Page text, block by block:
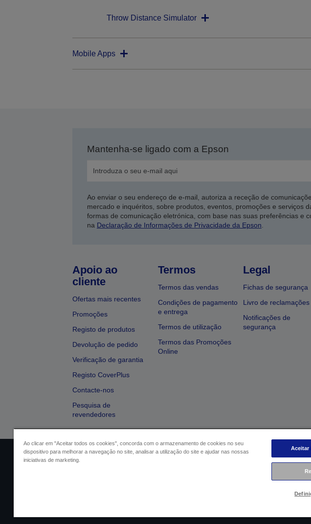
Throw Distance Simulator
Mobile Apps
Mantenha-se ligado com a Epson
Ao enviar o seu endereço de e-mail, autoriza a receção de
mercado e inquéritos, sobre produtos, eventos, promoções e serviços
formas de comunicação eletrónica, com base nas suas preferências e
na Declaração de Informações de Privacidade da Epson.
Apoio ao
cliente
Ofertas mais recentes
Promoções
Registo de produtos
Devolução de pedido
Verificação de garantia
Registo CoverPlus
Contacte-nos
Pesquisa de
revendedores
Termos
Termos das vendas
Condições de pagamento
e entrega
Termos de utilização
Termos das Promoções
Online
Legal
Fichas de segurança
Livro de reclamações
Notificações de
segurança
Identificação do vendedor Identificação da conformidade do
Compromisso da
Ao clicar em "Aceitar todos os cookies", concorda com o armazenamento de cookies no seu
dispositivo para melhorar a navegação no site, analisar a utilização do site e ajudar nas nossas
iniciativas de marketing.
Aceitar